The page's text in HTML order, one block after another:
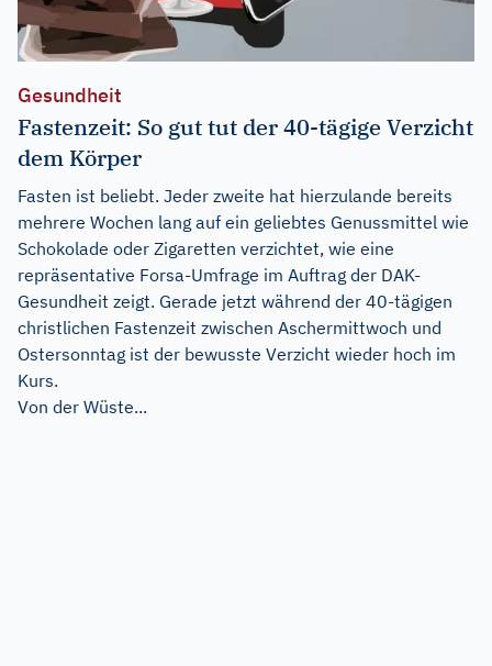
Gesundheit
Fastenzeit: So gut tut der 40-tägige Verzicht
dem Körper
Fasten ist beliebt. Jeder zweite hat hierzulande bereits
mehrere Wochen lang auf ein geliebtes Genussmittel wie
Schokolade oder Zigaretten verzichtet, wie eine
repräsentative Forsa-Umfrage im Auftrag der DAK-
Gesundheit zeigt. Gerade jetzt während der 40-tägigen
christlichen Fastenzeit zwischen Aschermittwoch und
Ostersonntag ist der bewusste Verzicht wieder hoch im
Kurs.
Von der Wüste...